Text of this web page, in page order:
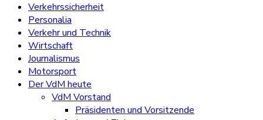
Verkehrssicherheit
Personalia
Verkehr und Technik
Wirtschaft
Journalismus
Motorsport
Der VdM heute
VdM Vorstand
Präsidenten und Vorsitzende